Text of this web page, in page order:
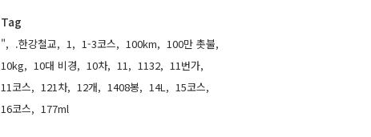
Tag
", .한강철교, 1, 1-3코스, 100km, 100만 촛불,
10kg, 10대 비경, 10차, 11, 1132, 11번가,
11코스, 121차, 12개, 1408봉, 14L, 15코스,
16코스, 177ml,